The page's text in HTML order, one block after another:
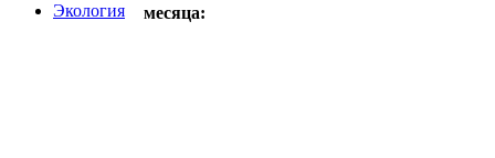
Экология
месяца: